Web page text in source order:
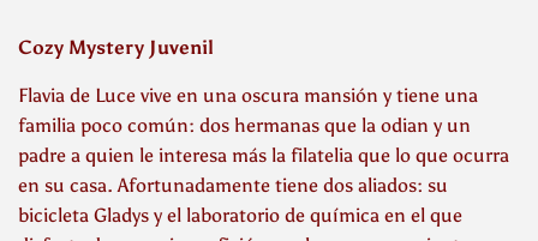
Cozy Mystery Juvenil
Flavia de Luce vive en una oscura mansión y tiene una
familia poco común: dos hermanas que la odian y un
padre a quien le interesa más la filatelia que lo que ocurra
en su casa. Afortunadamente tiene dos aliados: su
bicicleta Gladys y el laboratorio de química en el que